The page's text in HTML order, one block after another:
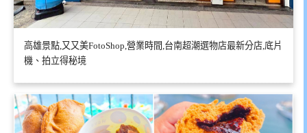
高雄景點,又又美FotoShop,營業時間,台南超潮選物店最新分店,底片
機、拍立得秘境